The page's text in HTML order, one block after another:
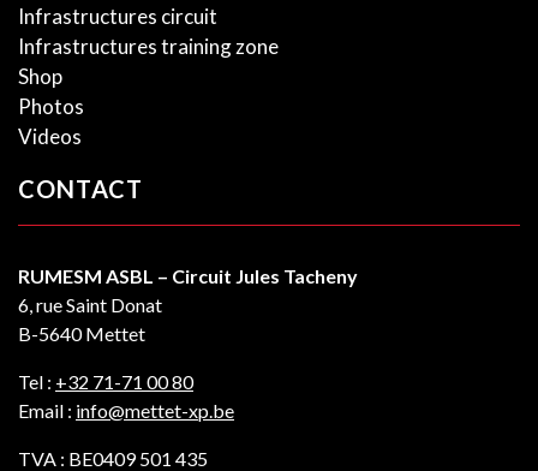
Infrastructures circuit
Infrastructures training zone
Shop
Photos
Videos
CONTACT
RUMESM ASBL – Circuit Jules Tacheny
6, rue Saint Donat
B-5640 Mettet
Tel : +32 71-71 00 80
Email : info@mettet-xp.be
TVA : BE0409 501 435